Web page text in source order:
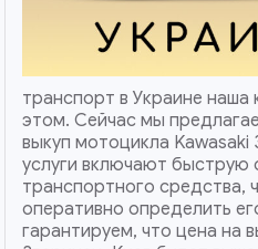
транспорт в Украине
этом. Сейчас мы
выкуп мотоцикла Kawasaki
услуги включают быструю
транспортного средства,
оперативно определить
гарантируем, что цена на